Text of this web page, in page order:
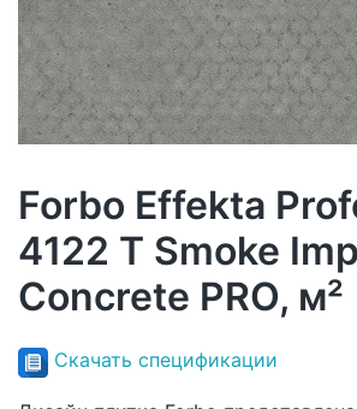
Forbo Effekta
4122 T Smoke
Concrete PRO, м²
Скачать спецификации